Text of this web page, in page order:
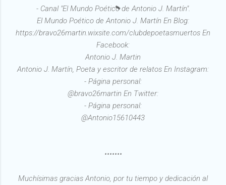
- Canal "El Mundo Poético de Antonio J. Martín".
El Mundo Poético de Antonio J. Martín En Blog:
https://bravo26martin.wixsite.com/clubdepoetasmuertos En
Facebook:
Antonio J. Martin
Antonio J. Martín, Poeta y escritor de relatos En Instagram:
- Página personal:
@bravo26martin En Twitter:
- Página personal:
@Antonio15610443
•••••••
Muchísimas gracias Antonio, por tu tiempo y dedicación al